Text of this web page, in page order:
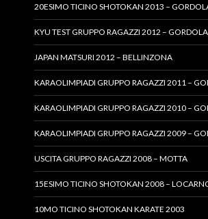
20ESIMO TICINO SHOTOKAN 2013 –
KYU TEST GRUPPO RAGAZZI 2012 – GORDOLA
JAPAN MATSURI 2012 – BELLINZONA
KARAOLIMPIADI GRUPPO RAGAZZI 2011 –
KARAOLIMPIADI GRUPPO RAGAZZI 2010 –
KARAOLIMPIADI GRUPPO RAGAZZI 2009 –
USCITA GRUPPO RAGAZZI 2008 – MOTTA
15ESIMO TICINO SHOTOKAN 2008 –
10MO TICINO SHOTOKAN KARATE 2003